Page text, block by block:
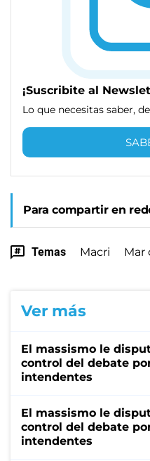
¡Suscribite al
Lo que necesitas saber,
Para compartir en
Temas Macri Mar
Ver más
El massismo le
control del debate
intendentes
El massismo le
control del debate
intendentes